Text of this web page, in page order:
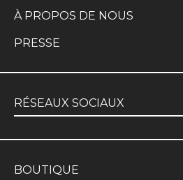
À PROPOS DE NOUS
PRESSE
RÉSEAUX SOCIAUX
BOUTIQUE